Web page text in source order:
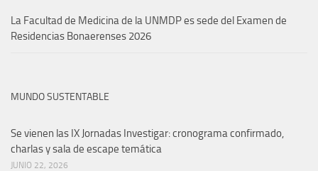
La Facultad de Medicina de la UNMDP es sede del Examen de
Residencias Bonaerenses 2026
MUNDO SUSTENTABLE
Se vienen las IX Jornadas Investigar: cronograma confirmado,
charlas y sala de escape temática
JUNIO 22, 2026